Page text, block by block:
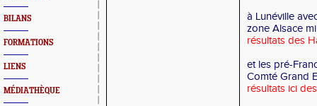
BILANS
FORMATIONS
LIENS
MÉDIATHÈQUE
à Lunéville
zone Alsace
résultats des
et les pré-
Comté Grand
résultats ici